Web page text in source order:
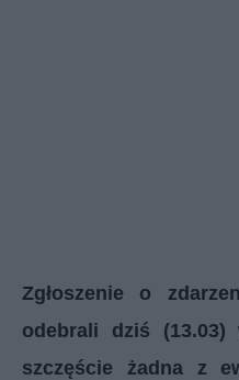
Zgłoszenie o
odebrali dziś (13.03)
szczęście żadna z